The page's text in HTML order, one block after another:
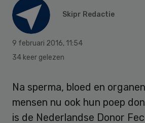
Skipr Redactie
9 februari 2016, 11:54
34 keer gelezen
Na sperma, bloed en
mensen nu ook hun poep
is de Nederlandse Donor